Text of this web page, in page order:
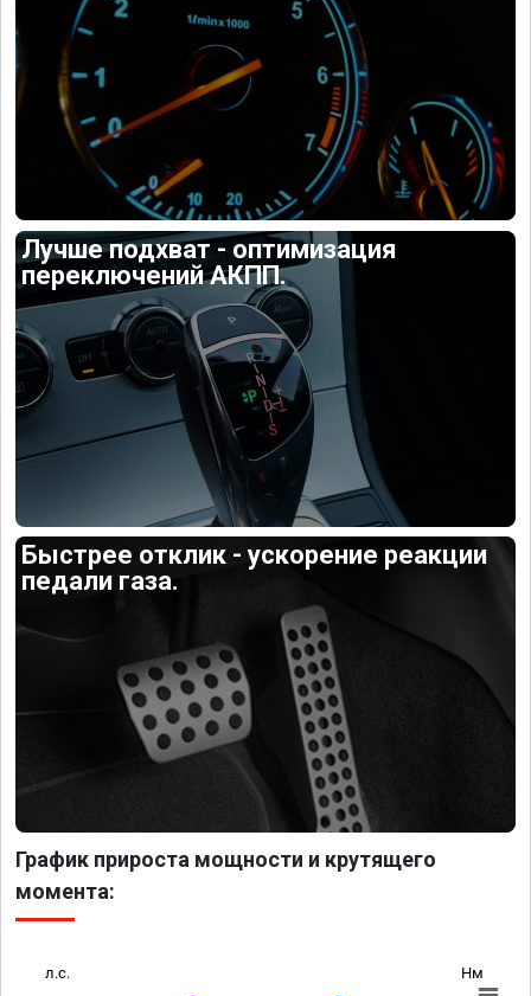
Лучше подхват - оптимизация
переключений АКПП.
Быстрее отклик - ускорение реакции
педали газа.
График прироста мощности и крутящего
момента:
л.с. Нм